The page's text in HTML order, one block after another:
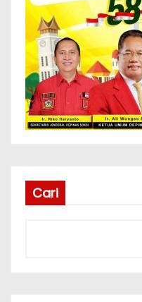
Cari